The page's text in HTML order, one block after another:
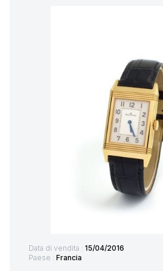
Data di vendita : 15/04/2016
Paese : Francia